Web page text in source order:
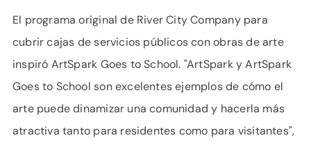
El programa original de River City Company para
cubrir cajas de servicios públicos con obras de arte
inspiró ArtSpark Goes to School. "ArtSpark y ArtSpark
Goes to School son excelentes ejemplos de cómo el
arte puede dinamizar una comunidad y hacerla más
atractiva tanto para residentes como para visitantes",